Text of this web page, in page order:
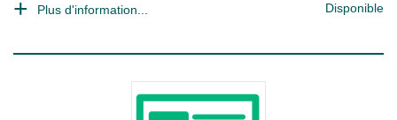
Plus d'information... Disponible